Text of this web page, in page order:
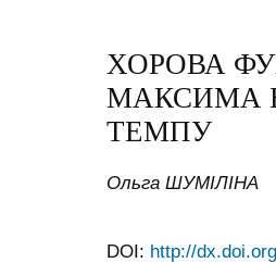
ХОРОВА
МАКСИМА
ТЕМПУ
Ольга ШУМІЛІНА
DOI: http://